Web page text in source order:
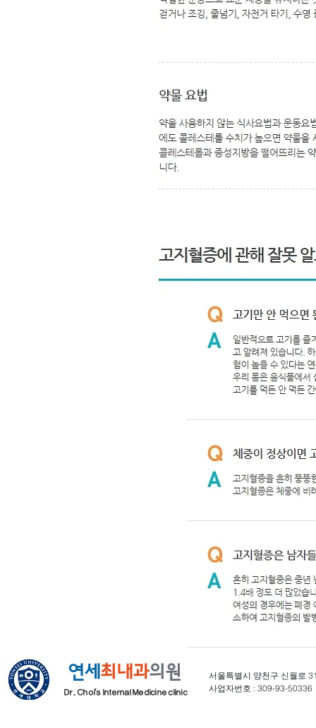
연세 최내과의원
Dr. Choi's Internal Medicine clinic
서울특별시 양천구 신월로
사업자번호 : 309-93-